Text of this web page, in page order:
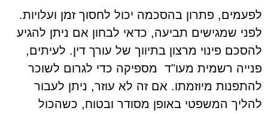
לפעמים, פתרון בהסכמה יכול לחסוך זמן ועלויות.
לפני שמגישים תביעה, כדאי לבחון אם ניתן להגיע
להסכם פינוי מרצון בתיווך של עורך דין. לעיתים,
פנייה רשמית מעו"ד מספיקה כדי לגרום לשוכר
להתפנות מיוזמתו. אם זה לא עוזר, ניתן לעבור
להליך המשפטי באופן מסודר ובטוח, כשהכול